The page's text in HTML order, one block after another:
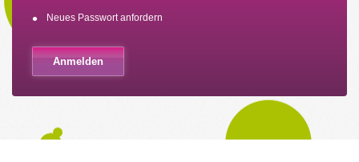
Neues Passwort anfordern